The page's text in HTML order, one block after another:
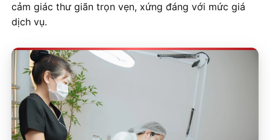
cảm giác thư giãn trọn vẹn, xứng đáng với mức giá
dịch vụ.